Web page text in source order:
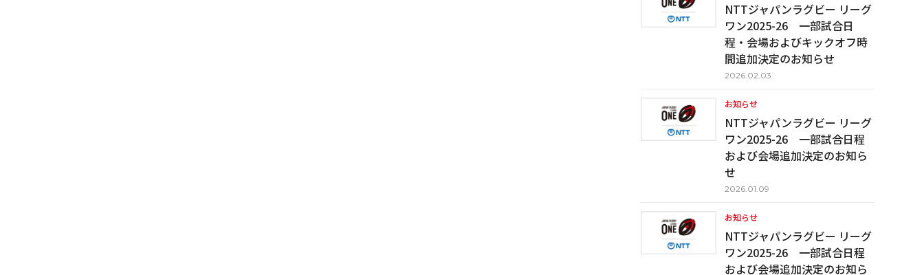
NTTジャパンラグビー リーグ
ワン2025-26 一部試合日
程・会場およびキックオフ時
間追加決定のお知らせ
2026.02.03
お知らせ
NTTジャパンラグビー リーグ
ワン2025-26 一部試合日程
および会場追加決定のお知ら
せ
2026.01.09
お知らせ
NTTジャパンラグビー リーグ
ワン2025-26 一部試合日程
および会場追加決定のお知ら